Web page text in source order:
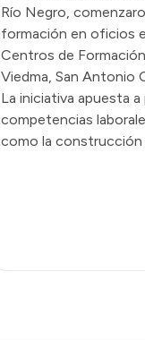
Río Negro,
formación en oficios
Centros de
Viedma, San Antonio
La iniciativa apuesta
competencias
como la construcción